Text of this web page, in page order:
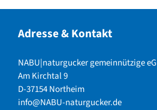
Adresse & Kontakt
NABU|naturgucker gemeinnützige eG
Am Kirchtal 9
D-37154 Northeim
info@NABU-naturgucker.de